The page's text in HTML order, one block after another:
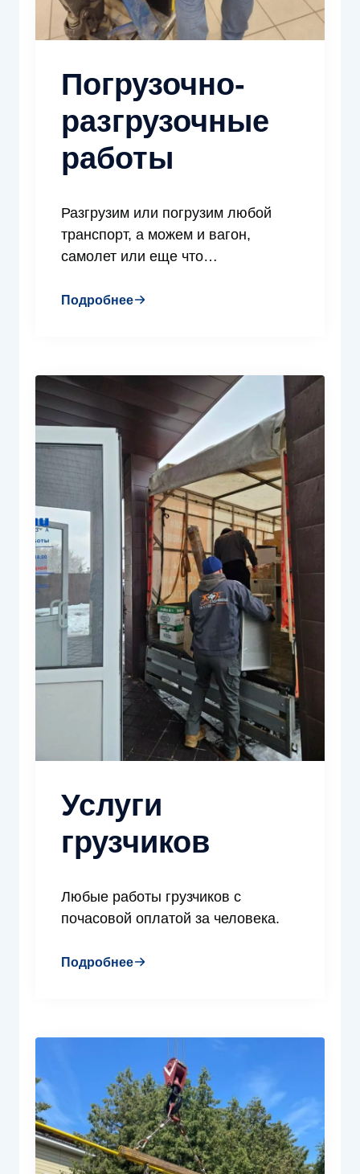
Погрузочно-
разгрузочные
работы
Разгрузим или погрузим любой
транспорт, а можем и вагон,
самолет или еще что…
Подробнее
Услуги
грузчиков
Любые работы грузчиков с
почасовой оплатой за человека.
Подробнее